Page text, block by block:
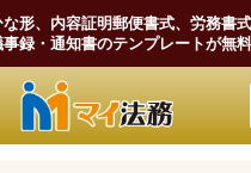
形、内容証明郵便書式、労務書式
録・通知書のテンプレートが無料
マイ